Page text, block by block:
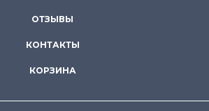
ОТЗЫВЫ
КОНТАКТЫ
КОРЗИНА